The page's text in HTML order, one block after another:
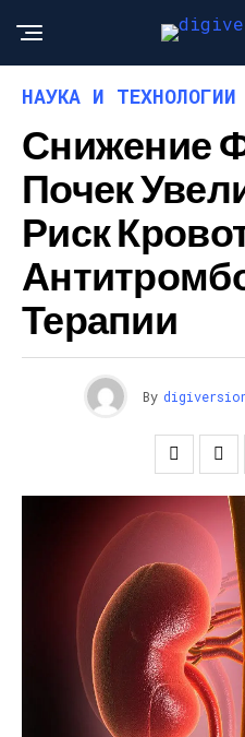
НАУКА И ТЕХНОЛОГИИ
Снижение
Почек
Риск
Терапии
By